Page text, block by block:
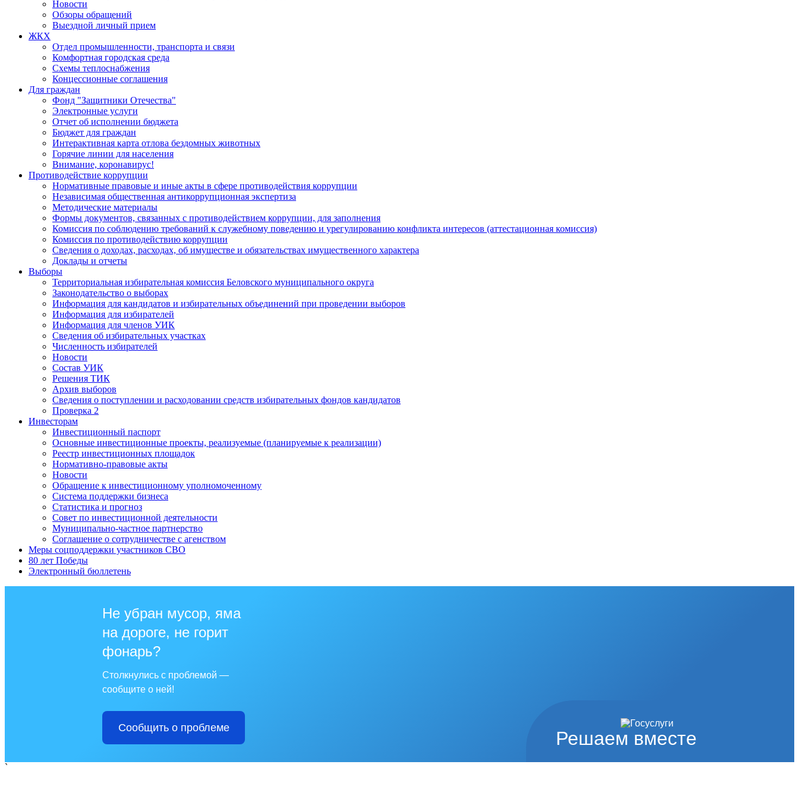
Новости
Обзоры обращений
Выездной личный прием
ЖКХ
Отдел промышленности, транспорта и связи
Комфортная городская среда
Схемы теплоснабжения
Концессионные соглашения
Для граждан
Фонд "Защитники Отечества"
Электронные услуги
Отчет об исполнении бюджета
Бюджет для граждан
Интерактивная карта отлова бездомных животных
Горячие линии для населения
Внимание, коронавирус!
Противодействие коррупции
Нормативные правовые и иные акты в сфере противодействия коррупции
Независимая общественная антикоррупционная экспертиза
Методические материалы
Формы документов, связанных с противодействием коррупции, для заполнения
Комиссия по соблюдению требований к служебному поведению и урегулированию конфликта интересов (аттестационная комиссия)
Комиссия по противодействию коррупции
Сведения о доходах, расходах, об имуществе и обязательствах имущественного характера
Доклады и отчеты
Выборы
Территориальная избирательная комиссия Беловского муниципального округа
Законодательство о выборах
Информация для кандидатов и избирательных объединений при проведении выборов
Информация для избирателей
Информация для членов УИК
Сведения об избирательных участках
Численность избирателей
Новости
Состав УИК
Решения ТИК
Архив выборов
Сведения о поступлении и расходовании средств избирательных фондов кандидатов
Проверка 2
Инвесторам
Инвестиционный паспорт
Основные инвестиционные проекты, реализуемые (планируемые к реализации)
Реестр инвестиционных площадок
Нормативно-правовые акты
Новости
Обращение к инвестиционному уполномоченному
Система поддержки бизнеса
Статистика и прогноз
Совет по инвестиционной деятельности
Муниципально-частное партнерство
Соглашение о сотрудничестве с агенством
Меры соцподдержки участников СВО
80 лет Победы
Электронный бюллетень
Решаем вместе
Не убран мусор, яма
на дороге, не горит
фонарь?
Столкнулись с проблемой —
сообщите о ней!
Сообщить о проблеме
`